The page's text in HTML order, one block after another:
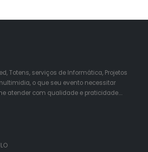
Totens, serviços de Informática, Projetos
o que seu evento necessitar
atender com qualidade e praticidade….